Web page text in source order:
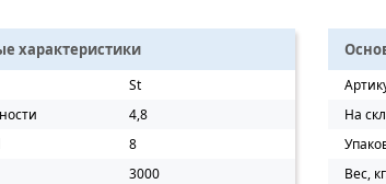
характеристики
St
4,8
8
3000
На
Вес,